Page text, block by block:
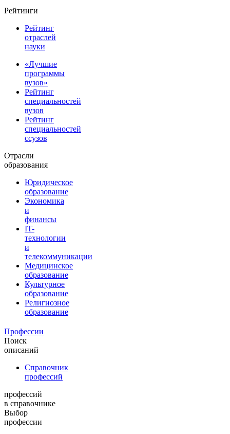
Рейтинги
Рейтинг
отраслей
науки
«Лучшие
программы
вузов»
Рейтинг
специальностей
вузов
Рейтинг
специальностей
ссузов
Отрасли
образования
Юридическое
образование
Экономика
и
финансы
IT-
технологии
и
телекоммуникации
Медицинское
образование
Культурное
образование
Религиозное
образование
Профессии
Поиск
описаний
Справочник
профессий
профессий
в справочнике
Выбор
профессии